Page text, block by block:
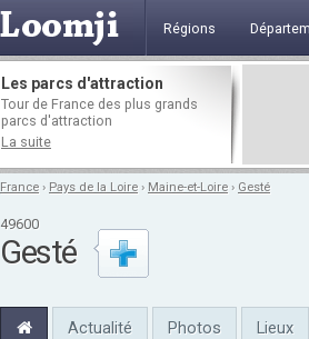
Régions
Les parcs d'attraction
Tour de France des plus grands
parcs d'attraction
La suite
France › Pays de la Loire › Maine-et-Loire › Gesté
49600
Gesté
Actualité Photos Lieux